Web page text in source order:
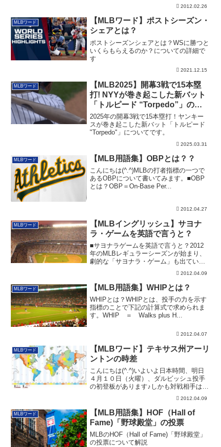
2012.02.26
MLBワード
【MLBワード】ポストシーズン・
シェアとは？
ポストシーズンシェアとは？WSに勝つと
いくらもらえるのか？についての詳細で
す
2021.12.15
MLBワード
【MLB2025】開幕3戦で15本塁
打! NYYが巻き起こした新バット
「トルピード “Torpedo”」の大
波紋
2025年の開幕3戦で15本塁打！ヤンキー
スが巻き起こした新バット「トルピード
"Torpedo"」についてです。
2025.03.31
MLBワード 【MLB用語集】OBPとは？？
こんにちは(^.^)MLBの打者指標の一つで
あるOBPについて書いてみます。■OBP
とは？OBP＝On-Base Per...
2012.04.27
MLBワード
【MLBイングリッシュ】サヨナ
ラ・ゲームを英語で言うと？
■サヨナラゲームを英語で言うと？2012
年のMLBレギュラーシーズンが始まり、
劇的な「サヨナラ・ゲーム」も出ていま
2012.04.09
MLBワード 【MLB用語集】WHIPとは？
WHIPとは？WHIPとは、投手の力を示す
指標のことで下記の計算式で求められま
す。WHIP ＝ Walks plus H...
2012.04.07
MLBワード
【MLBワード】テキサス州アーリ
ントンの時差
こんにちは(^.^)いよいよ日本時間、明日
４月１０日（火曜）、ダルビッシュ投手
の初登板があります♪しかも対戦相手は、
2012.04.09
MLBワード
【MLB用語集】HOF（Hall of
Fame)「野球殿堂」の投票
MLBのHOF（Hall of Fame)「野球殿堂」
の投票について解説